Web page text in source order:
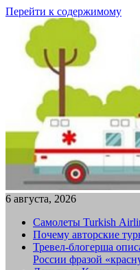
Перейти к содержимому
6 августа, 2026
Самолеты Turkish
Почему авторские
Тревел-блогерша
России фразой